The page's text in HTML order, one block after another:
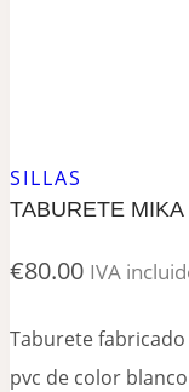
SILLAS
TABURETE MIKA
€80.00 IVA
Taburete
pvc de color